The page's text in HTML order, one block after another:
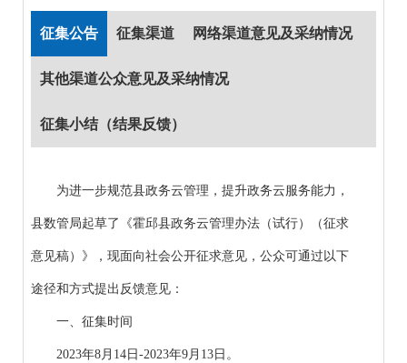
征集公告 征集渠道 网络渠道意见及采纳情况
其他渠道公众意见及采纳情况
征集小结（结果反馈）
为进一步规范县政务云管理，提升政务云服务能力，
县数管局起草了《霍邱县政务云管理办法（试行）（征求
意见稿）》，现面向社会公开征求意见，公众可通过以下
途径和方式提出反馈意见：
一、征集时间
2023年8月14日-2023年9月13日。